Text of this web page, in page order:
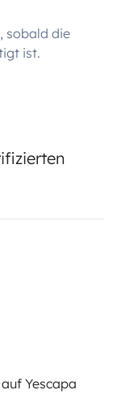
sobald die
ist.
Yescapa